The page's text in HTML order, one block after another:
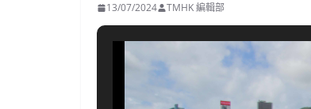
13/07/2024 TMHK 編輯部